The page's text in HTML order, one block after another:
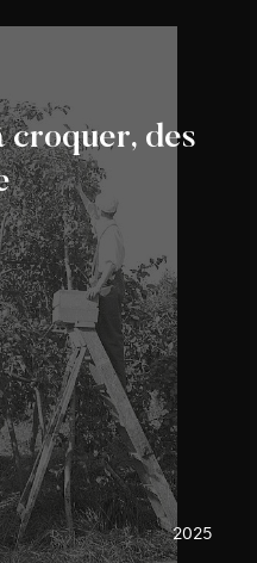
croquer, des
2025